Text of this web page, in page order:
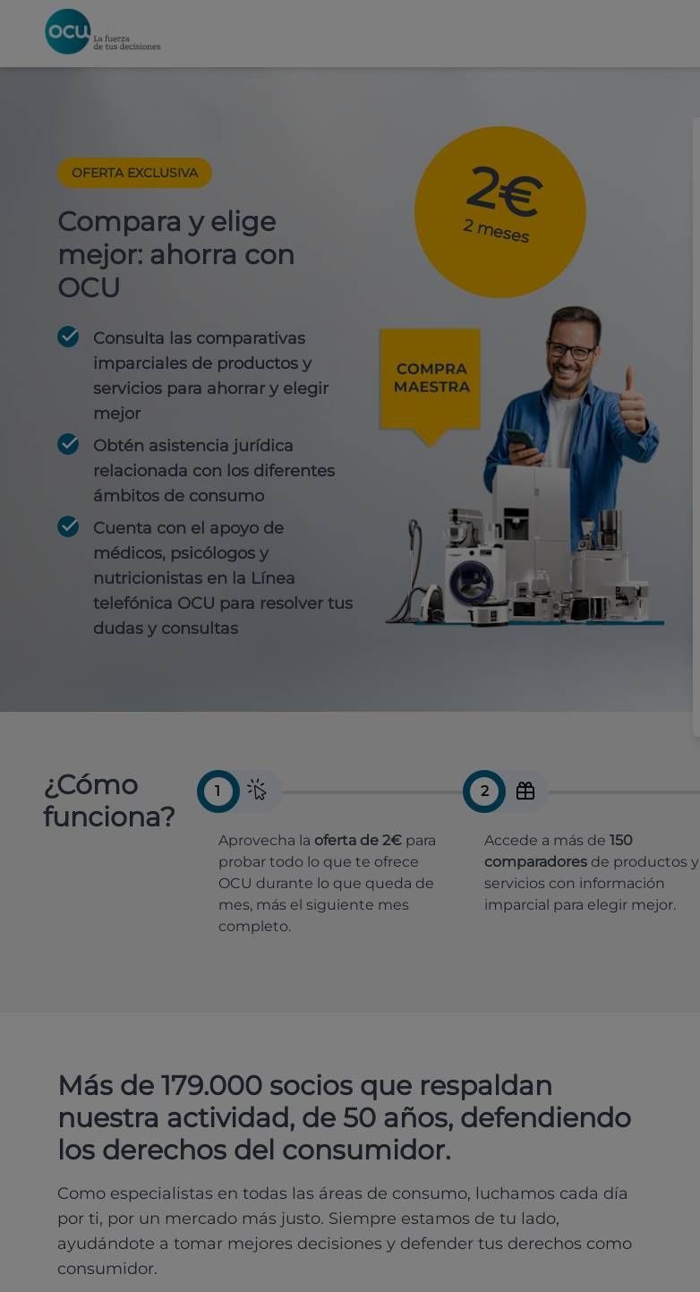
OFERTA EXCLUSIVA
Compara y elige
mejor: ahorra con
OCU
Consulta las comparativas
imparciales de productos y
servicios para ahorrar y elegir
mejor
Obtén asistencia jurídica
relacionada con los diferentes
ámbitos de consumo
Cuenta con el apoyo de
médicos, psicólogos y
nutricionistas en la Línea
telefónica OCU para resolver tus
dudas y consultas
2€
2 meses
¿Cómo
funciona?
1
Aprovecha la oferta de 2€ para
probar todo lo que te ofrece
OCU durante lo que queda de
mes, más el siguiente mes
completo.
2
Accede a más de 150
comparadoresde productos y
servicios con información
imparcial para elegir mejor.
Más de 179.000 socios que respaldan
nuestra actividad, de 50 años, defendiendo
los derechos del consumidor.
Como especialistas en todas las áreas de consumo, luchamos cada día
por ti, por un mercado más justo. Siempre estamos de tu lado,
ayudándote a tomar mejores decisiones y defender tus derechos como
consumidor.